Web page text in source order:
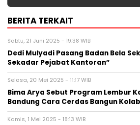
BERITA TERKAIT
Sabtu, 21 Juni 2025 - 19:38 WIB
Dedi Mulyadi Pasang Badan Bela
Sekadar Pejabat Kantoran”
Selasa, 20 Mei 2025 - 11:17 WIB
Bima Arya Sebut Program Lembur
Bandung Cara Cerdas Bangun
Kamis, 1 Mei 2025 - 18:13 WIB